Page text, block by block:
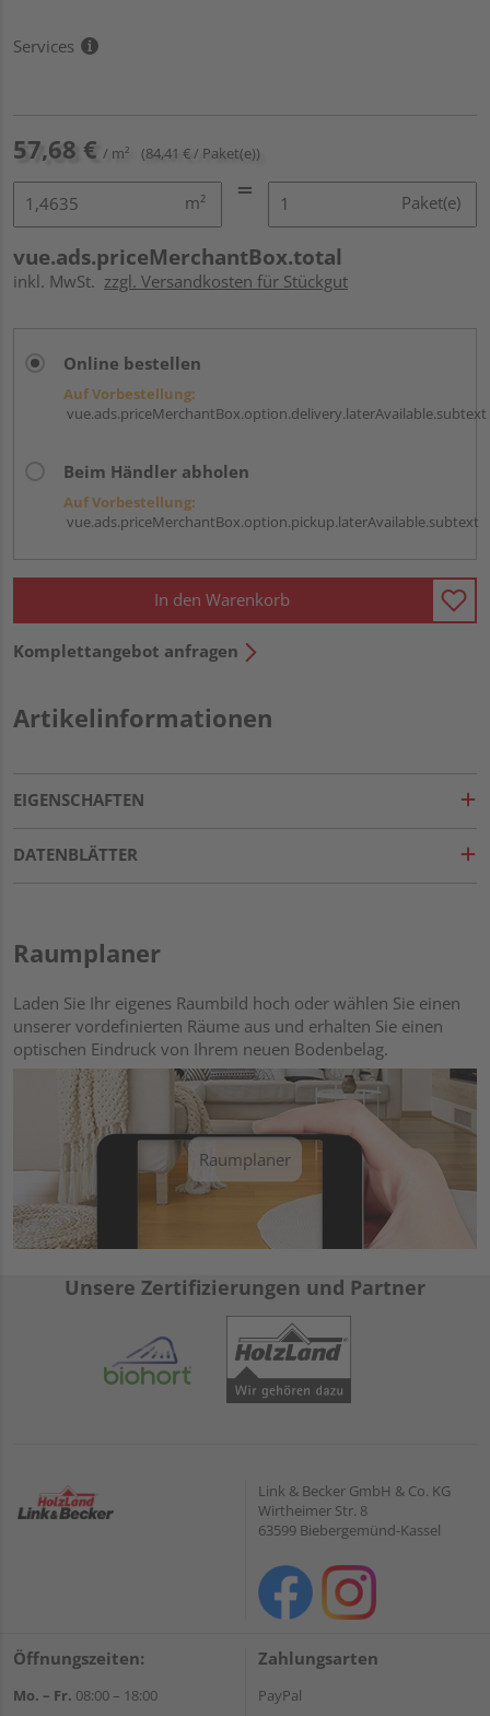
Services
57,68 € / m² (84,41 € / Paket(e))
m² Paket(e)
vue.ads.priceMerchantBox.total
inkl. MwSt. zzgl. Versandkosten für Stückgut
Online bestellen
Auf Vorbestellung:
vue.ads.priceMerchantBox.option.delivery.laterAvailable.subtext
Beim Händler abholen
Auf Vorbestellung:
vue.ads.priceMerchantBox.option.pickup.laterAvailable.subtext
In den Warenkorb
Komplettangebot anfragen
Artikelinformationen
EIGENSCHAFTEN
DATENBLÄTTER
Raumplaner
Laden Sie Ihr eigenes Raumbild hoch oder wählen Sie einen
unserer vordefinierten Räume aus und erhalten Sie einen
optischen Eindruck von Ihrem neuen Bodenbelag.
Raumplaner
Unsere Zertifizierungen und Partner
Link & Becker GmbH & Co. KG
Wirtheimer Str. 8
63599 Biebergemünd-Kassel
Öffnungszeiten:
Mo. – Fr. 08:00 – 18:00
Zahlungsarten
PayPal